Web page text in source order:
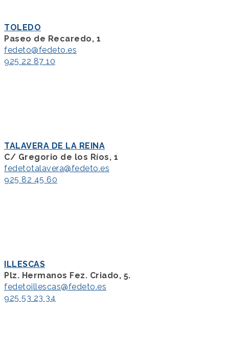
TOLEDO
Paseo de Recaredo, 1
fedeto@fedeto.es
925 22 87 10
TALAVERA DE LA REINA
C/ Gregorio de los Ríos, 1
fedetotalavera@fedeto.es
925 82 45 60
ILLESCAS
Plz. Hermanos Fez. Criado, 5.
fedetoillescas@fedeto.es
925 53 23 34